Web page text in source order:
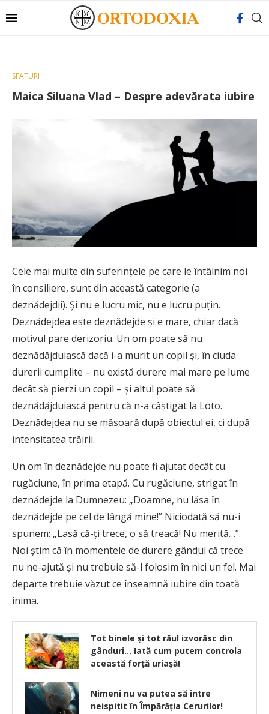
SFATURI
Maica Siluana Vlad – Despre adevărata iubire
Cele mai multe din suferinţele pe care le întâlnim noi
în consiliere, sunt din această categorie (a
deznădejdii). Şi nu e lucru mic, nu e lucru puţin.
Deznădejdea este deznădejde şi e mare, chiar dacă
motivul pare derizoriu. Un om poate să nu
deznădăjduiască dacă i-a murit un copil şi, în ciuda
durerii cumplite – nu există durere mai mare pe lume
decât să pierzi un copil – şi altul poate să
deznădăjduiască pentru că n-a câştigat la Loto.
Deznădejdea nu se măsoară după obiectul ei, ci după
intensitatea trăirii.
Un om în deznădejde nu poate fi ajutat decât cu
rugăciune, în prima etapă. Cu rugăciune, strigat în
deznădejde la Dumnezeu: „Doamne, nu lăsa în
deznădejde pe cel de lângă mine!” Niciodată să nu-i
spunem: „Lasă că-ţi trece, o să treacă! Nu merită…”.
Noi ştim că în momentele de durere gândul că trece
nu ne-ajută şi nu trebuie să-l folosim în nici un fel. Mai
departe trebuie văzut ce înseamnă iubire din toată
inima.
Tot binele şi tot răul izvorăsc din
gânduri… Iată cum putem controla
această forță uriașă!
Nimeni nu va putea să intre
neispitit în Împărăția Cerurilor!